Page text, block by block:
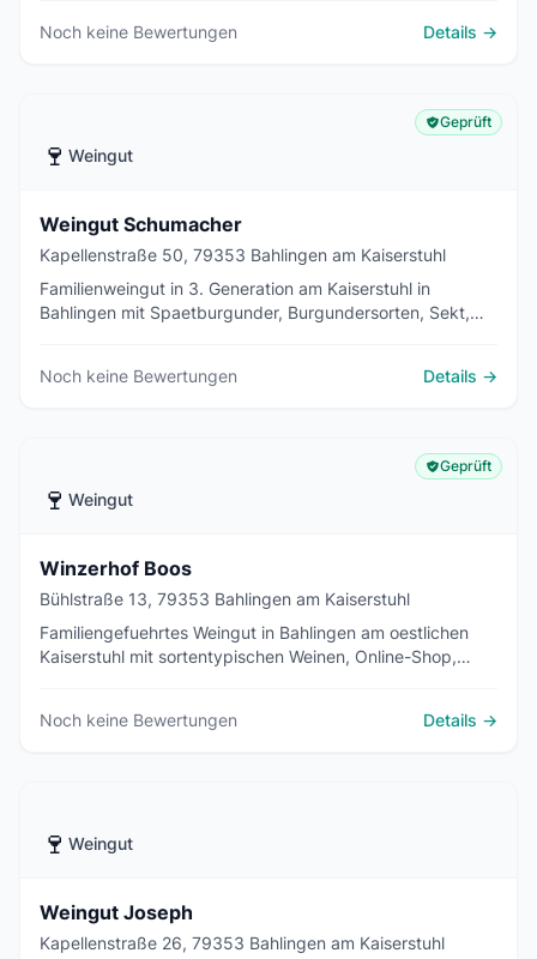
Noch keine Bewertungen Details →
🍷 Weingut
Geprüft
Weingut Schumacher
Kapellenstraße 50, 79353 Bahlingen am Kaiserstuhl
Familienweingut in 3. Generation am Kaiserstuhl in
Bahlingen mit Spaetburgunder, Burgundersorten, Sekt,
Noch keine Bewertungen
Details →
🍷 Weingut
Geprüft
Winzerhof Boos
Bühlstraße 13, 79353 Bahlingen am Kaiserstuhl
Familiengefuehrtes Weingut in Bahlingen am oestlichen
Kaiserstuhl mit sortentypischen Weinen, Online-Shop,
Noch keine Bewertungen
Details →
🍷 Weingut
Weingut Joseph
Kapellenstraße 26, 79353 Bahlingen am Kaiserstuhl